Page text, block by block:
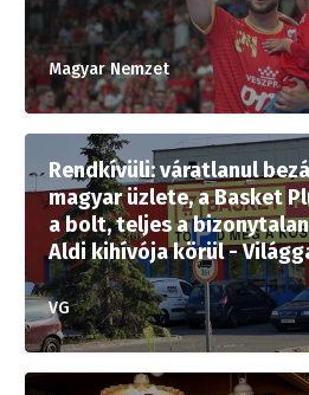
Magyar Nemzet
Rendkívüli: váratlanul
magyar üzlete, a Basket
a bolt, teljes a
Aldi kihívója körül -
VG